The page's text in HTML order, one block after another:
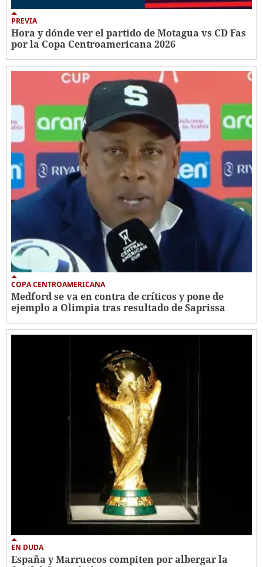
PREVIA
Hora y dónde ver el partido de Motagua vs CD Fas
por la Copa Centroamericana 2026
COPA CENTROAMERICANA
Medford se va en contra de críticos y pone de
ejemplo a Olimpia tras resultado de Saprissa
EN DUDA
España y Marruecos compiten por albergar la